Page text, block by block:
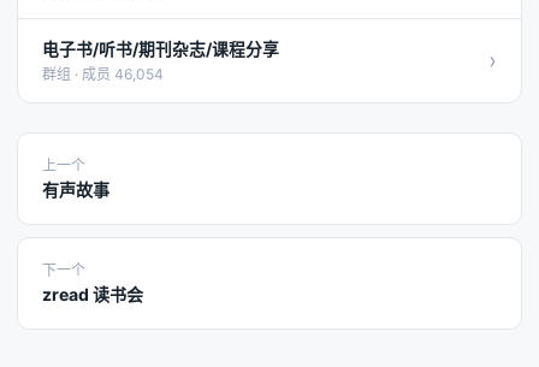
电子书/听书/期刊杂志/课程分享
群组 · 成员 46,054 ›
上一个
有声故事
下一个
zread 读书会